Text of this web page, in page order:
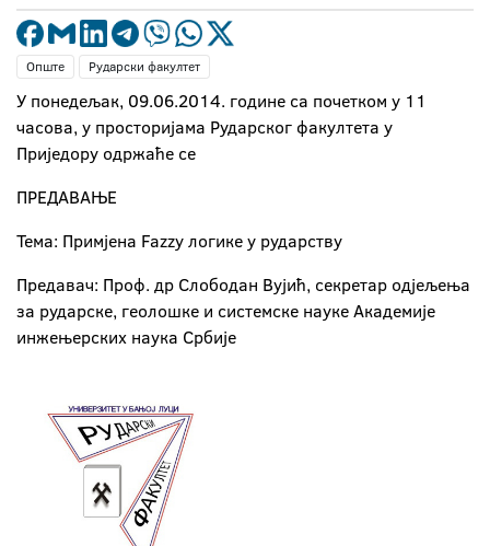
Опште Рударски факултет
У понедељак, 09.06.2014. године са почетком у 11
часова, у просторијама Рударског факултета у
Приједору одржаће се
ПРЕДАВАЊЕ
Тема: Примјена Fazzy логике у рударству
Предавач: Проф. др Слободан Вујић, секретар одјељења
за рударске, геолошке и системске науке Академије
инжењерских наука Србије